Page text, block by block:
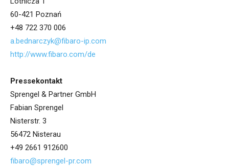
60-421 Poznań
+48 722 370 006
a.bednarczyk@fibaro-ip.com
http://www.fibaro.com/de
Pressekontakt
Sprengel & Partner GmbH
Fabian Sprengel
Nisterstr. 3
56472 Nisterau
+49 2661 912600
fibaro@sprengel-pr.com